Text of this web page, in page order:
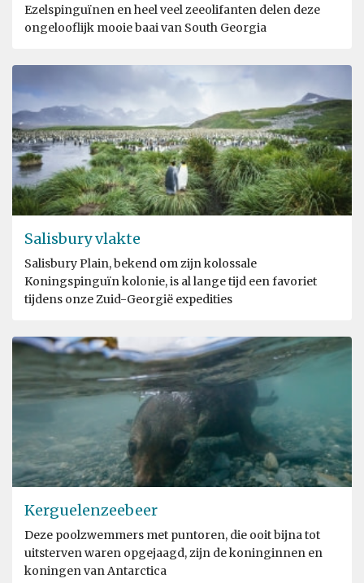
Ezelspinguïnen en heel veel zeeolifanten delen deze
ongelooflijk mooie baai van South Georgia
Salisbury vlakte
Salisbury Plain, bekend om zijn kolossale
Koningspinguïn kolonie, is al lange tijd een favoriet
tijdens onze Zuid-Georgië expedities
Kerguelenzeebeer
Deze poolzwemmers met puntoren, die ooit bijna tot
uitsterven waren opgejaagd, zijn de koninginnen en
koningen van Antarctica